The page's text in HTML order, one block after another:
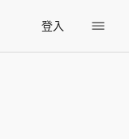
登入